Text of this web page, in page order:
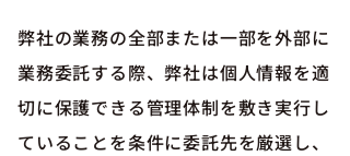
弊社の業務の全部または一部を外部に
業務委託する際、弊社は個人情報を適
切に保護できる管理体制を敷き実行し
ていることを条件に委託先を厳選し、